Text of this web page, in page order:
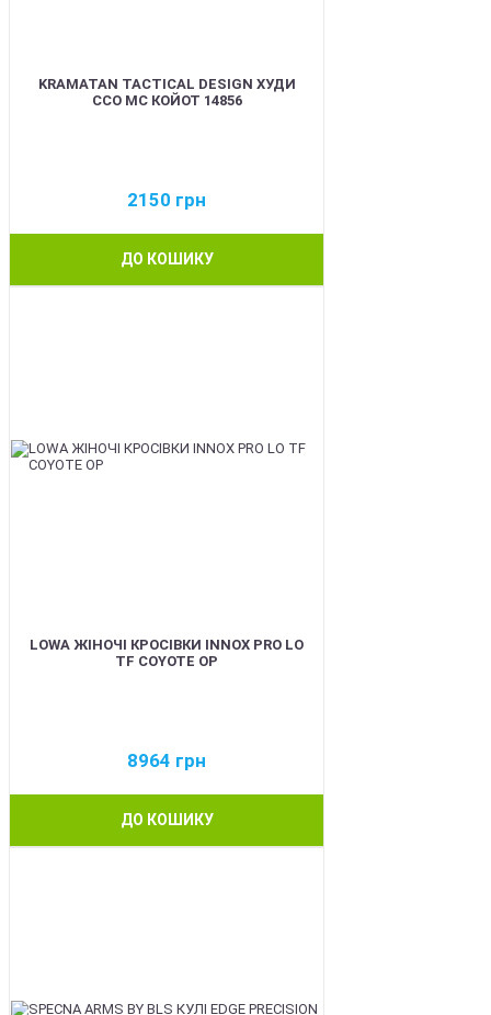
KRAMATAN TACTICAL DESIGN ХУДИ
ССО МС КОЙОТ 14856
2150 грн
ДО КОШИКУ
LOWA ЖІНОЧІ КРОСІВКИ INNOX PRO LO
TF COYOTE OP
8964 грн
ДО КОШИКУ